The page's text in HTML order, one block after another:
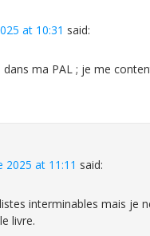
at 10:31 said:
dans ma PAL ; je me
2025 at 11:11 said:
interminables mais je
livre.